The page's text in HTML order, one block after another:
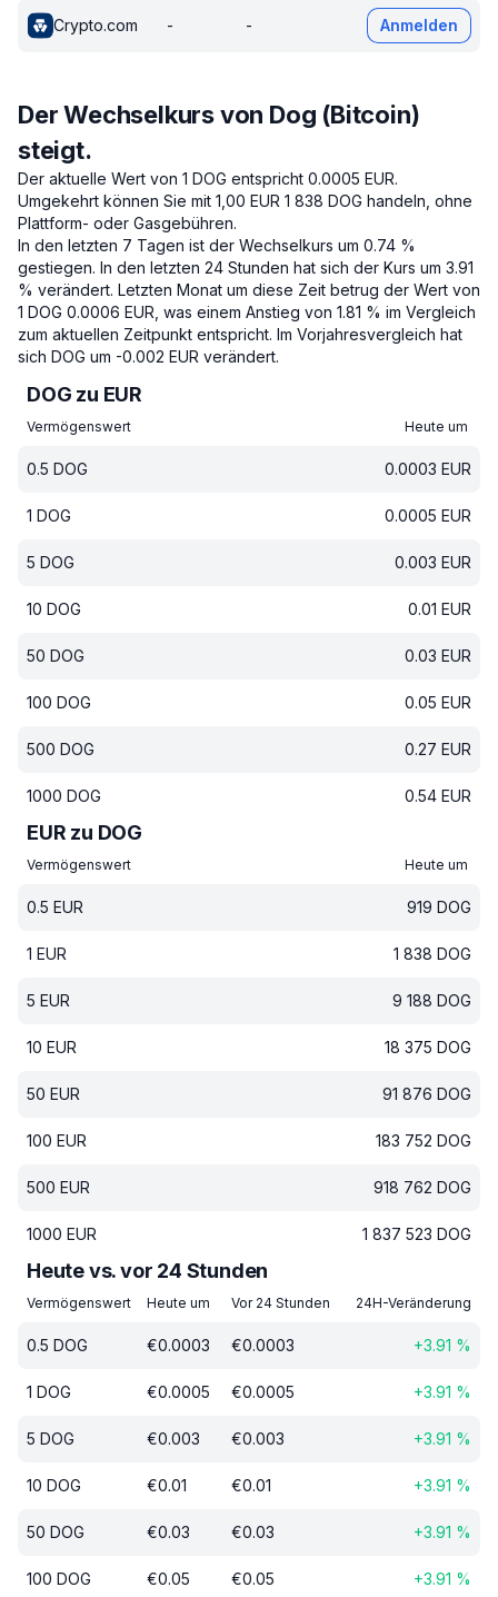
Crypto.com - - Anmelden
Der Wechselkurs von Dog (Bitcoin)
steigt.
Der aktuelle Wert von 1 DOG entspricht 0.0005 EUR.
Umgekehrt können Sie mit 1,00 EUR 1 838 DOG handeln, ohne
Plattform- oder Gasgebühren.
In den letzten 7 Tagen ist der Wechselkurs um 0.74 %
gestiegen. In den letzten 24 Stunden hat sich der Kurs um 3.91
% verändert. Letzten Monat um diese Zeit betrug der Wert von
1 DOG 0.0006 EUR, was einem Anstieg von 1.81 % im Vergleich
zum aktuellen Zeitpunkt entspricht. Im Vorjahresvergleich hat
sich DOG um -0.002 EUR verändert.
DOG zu EUR
Vermögenswert Heute um
0.5 DOG 0.0003 EUR
1 DOG 0.0005 EUR
5 DOG 0.003 EUR
10 DOG 0.01 EUR
50 DOG 0.03 EUR
100 DOG 0.05 EUR
500 DOG 0.27 EUR
1000 DOG 0.54 EUR
EUR zu DOG
Vermögenswert Heute um
0.5 EUR 919 DOG
1 EUR 1 838 DOG
5 EUR 9 188 DOG
10 EUR 18 375 DOG
50 EUR 91 876 DOG
100 EUR 183 752 DOG
500 EUR 918 762 DOG
1000 EUR 1 837 523 DOG
Heute vs. vor 24 Stunden
Vermögenswert Heute um Vor 24 Stunden 24H-Veränderung
0.5 DOG €0.0003 €0.0003 +3.91 %
1 DOG €0.0005 €0.0005 +3.91 %
5 DOG €0.003 €0.003 +3.91 %
10 DOG €0.01 €0.01 +3.91 %
50 DOG €0.03 €0.03 +3.91 %
100 DOG €0.05 €0.05 +3.91 %